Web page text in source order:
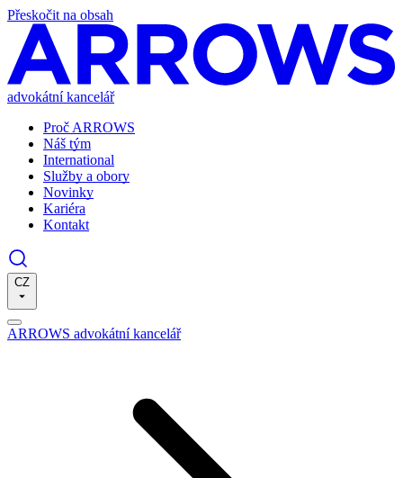
Přeskočit na obsah
advokátní kancelář
Proč ARROWS
Náš tým
International
Služby a obory
Novinky
Kariéra
Kontakt
CZ
ARROWS advokátní kancelář